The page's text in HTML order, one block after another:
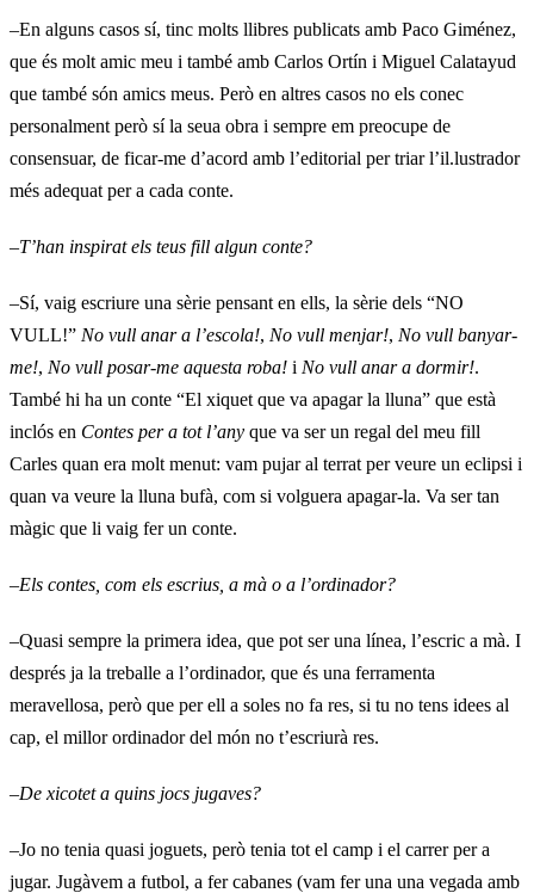
–En alguns casos sí, tinc molts llibres publicats amb Paco Giménez,
que és molt amic meu i també amb Carlos Ortín i Miguel Calatayud
que també són amics meus. Però en altres casos no els conec
personalment però sí la seua obra i sempre em preocupe de
consensuar, de ficar-me d’acord amb l’editorial per triar l’il.lustrador
més adequat per a cada conte.
–T’han inspirat els teus fill algun conte?
–Sí, vaig escriure una sèrie pensant en ells, la sèrie dels “NO
VULL!” No vull anar a l’escola!, No vull menjar!, No vull banyar-
me!, No vull posar-me aquesta roba! i No vull anar a dormir!.
També hi ha un conte “El xiquet que va apagar la lluna” que està
inclós en Contes per a tot l’any que va ser un regal del meu fill
Carles quan era molt menut: vam pujar al terrat per veure un eclipsi i
quan va veure la lluna bufà, com si volguera apagar-la. Va ser tan
màgic que li vaig fer un conte.
–Els contes, com els escrius, a mà o a l’ordinador?
–Quasi sempre la primera idea, que pot ser una línea, l’escric a mà. I
després ja la treballe a l’ordinador, que és una ferramenta
meravellosa, però que per ell a soles no fa res, si tu no tens idees al
cap, el millor ordinador del món no t’escriurà res.
–De xicotet a quins jocs jugaves?
–Jo no tenia quasi joguets, però tenia tot el camp i el carrer per a
jugar. Jugàvem a futbol, a fer cabanes (vam fer una una vegada amb